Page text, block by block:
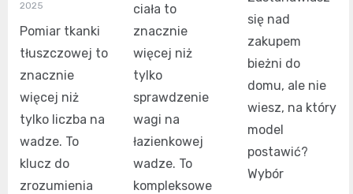
2025
Pomiar tkanki
tłuszczowej to
znacznie
więcej niż
tylko liczba na
wadze. To
klucz do
zrozumienia
ciała to
znacznie
więcej niż
tylko
sprawdzenie
wagi na
łazienkowej
wadze. To
kompleksowe
się nad
zakupem
bieżni do
domu, ale nie
wiesz, na który
model
postawić?
Wybór